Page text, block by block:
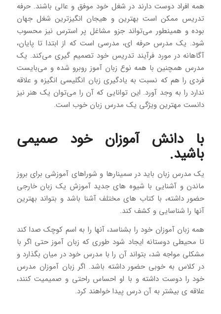
همه افراد دوست دارند در شغل خود موفق و عالی باشند. حرفه
تدریس ممکن است بهترین و هیجان انگیزترین شغل جهان
بوده و همینطور می‌تواند جزو مشاغل پر استرس نیز محسوب
شود. یک مدرس حرفه ای، مدرسی است که از ابتدا تا پایان،
آگاهانه در مورد فرآیند تدریس خود تصمیم گیری می‌کند. یک
مدرس همچنین با همه نوع زبان آموز روبرو شده و می‌بایست
فردی را هم که نسبت به یادگیری زبان انگلیسی انگیزه و علاقه
ندارد را به وجد آورد. این توانایی که آن را می‌توان یک هنر نیز
دانست مهترین ویژگی یک مدرس زبان خوب است.
با دانش آموزان خود صمیمی
باشید.
یک مدرس زبان باید در سمینارها و شوراهای آموزشی برای بروز
ماندن و آشنایی با شیوه های جدید آموزش یک زبان خارجی
حضور داشته، با کتاب های مختلف آشنا باشد و بتواند بهترین
آنها را شناسایی و کشف کند.
همه زبان آموزان خود را بشناسد، آنها را به اسم کوچک صدا کند
تا محیطی دوستانه ایجاد شود طوری که زبان آموز حتی اگر با
مشکلی مواجه شد، بتواند آن را با مدرس خود در میان بگذارد و
در کلاس به خوبی حضور داشته باشد. اگر زبان آموزان مدرس
خود را دوست داشته و با او احساس راحتی و صمیمیت کنند،
علاقه ی بیشتر به آن درس پیدا خواهند کرد.